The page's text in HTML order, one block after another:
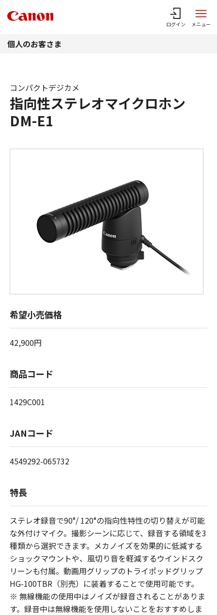
ログイン メニュー
個人のお客さま
指向性ステレオマイクロホン
DM-E1
コンパクトデジカメ
希望小売価格
42,900円
商品コード
1429C001
JANコード
4549292-065732
特長
ステレオ録音で90°/ 120°の指向性特性の切り替えが可能
な外付けマイク。撮影シーンに応じて、録音する領域を3
種類から選択できます。メカノイズを効果的に低減する
ショックマウントや、風切り音を軽減するウインドスク
リーンも付属。動画用グリップのトライポッドグリップ
HG-100TBR（別売）に装着することで使用可能です。
※ 無線機能の使用中はノイズが録音されることがありま
す。録音中は無線機能を使用しないことをおすすめしま